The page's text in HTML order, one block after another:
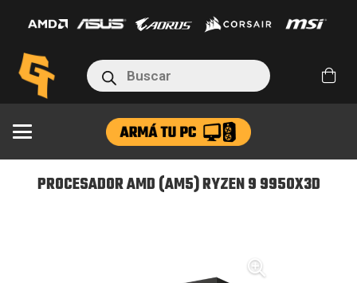
Búsqueda
de
productos
PROCESADOR AMD (AM5) RYZEN 9 9950X3D
RYZEN
9
9950X3D
cantidad